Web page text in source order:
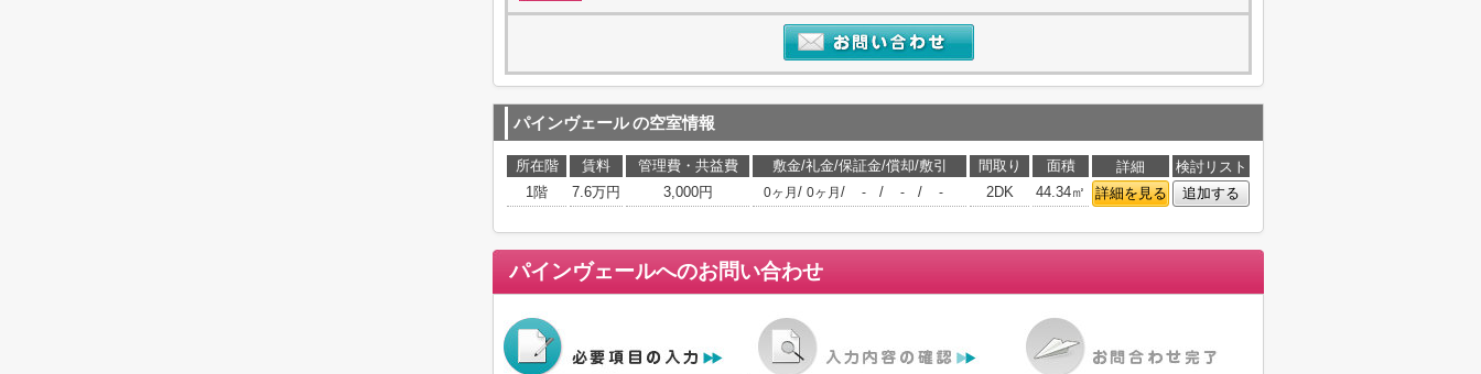
パインヴェールの空室情報
所在階 賃料 管理費・共益費 敷金/礼金/保証金/償却/敷引 間取り 面積 詳細
検討リスト
1階
7.6万円 3,000円 0ヶ月 / 0ヶ月 / - / - / - 2DK 44.34㎡ 詳細を見る 追加する
パインヴェールへのお問い合わせ